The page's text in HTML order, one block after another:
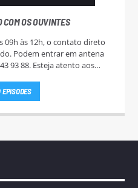
COM OS OUVINTES
09h às 12h, o contato direto
Podem entrar em antena
atento aos
EPISODES